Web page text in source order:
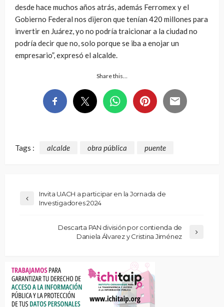
desde hace muchos años atrás, además Ferromex y el
Gobierno Federal nos dijeron que tenían 420 millones para
invertir en Juárez, yo no podría traicionar a la ciudad no
podría decir que no, solo porque se iba a enojar un
empresario”, expresó el alcalde.
Share this…
Tags : alcalde obra pública puente
Invita UACH a participar en la Jornada de
Investigadores 2024
Descarta PAN división por contienda de
Daniela Álvarez y Cristina Jiménez